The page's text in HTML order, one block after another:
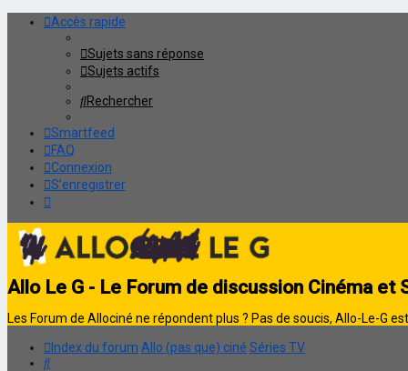
Accès rapide
Sujets sans réponse
Sujets actifs
Rechercher
Smartfeed
FAQ
Connexion
S’enregistrer
Allo Le G - Le Forum de discussion Cinéma et
Les Forum de Allociné ne répondent plus ? Pas de soucis, Allo-Le-G
Index du forum Allo (pas que) ciné Séries TV
Rechercher